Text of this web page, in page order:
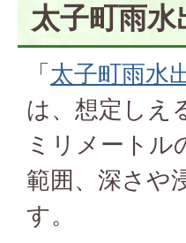
太子町雨
「太子町雨水
は、想定しえ
ミリメートル
範囲、深さや
す。